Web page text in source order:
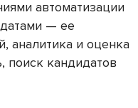
автоматизации
— ее
аналитика и оценка
поиск кандидатов